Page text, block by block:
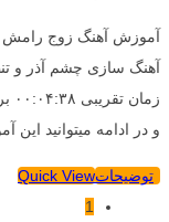
آموزش آهنگ زوج رامش
و در ادامه میتوانید این
توضیحاتQuick View
1